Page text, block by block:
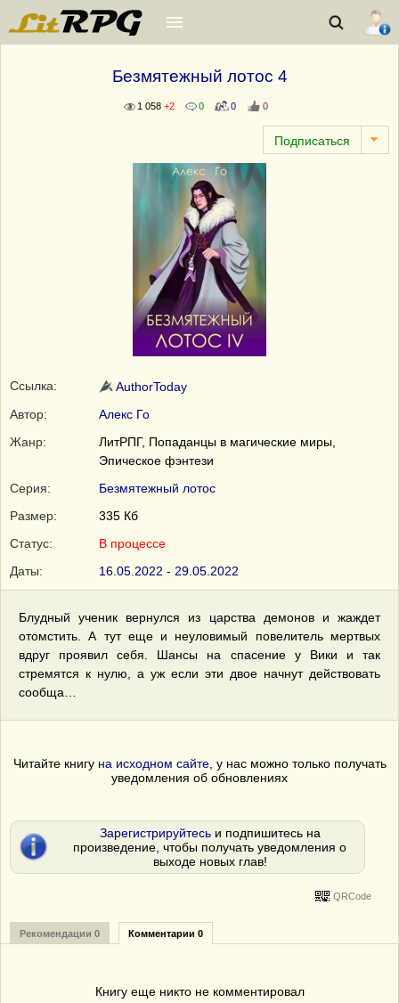
Безмятежный лотос 4
1 058 +2 0 0 0
Ссылка:
AuthorToday
Автор:
Алекс Го
Жанр:
ЛитРПГ, Попаданцы в магические миры,
Эпическое фэнтези
Серия:
Безмятежный лотос
Размер:
335 Кб
Статус:
В процессе
Даты:
16.05.2022 - 29.05.2022
Блудный ученик вернулся из царства демонов и жаждет
отомстить. А тут еще и неуловимый повелитель мертвых
вдруг проявил себя. Шансы на спасение у Вики и так
стремятся к нулю, а уж если эти двое начнут действовать
сообща…
Читайте книгу на исходном сайте, у нас можно только получать
уведомления об обновлениях
Зарегистрируйтесьи подпишитесь на
произведение, чтобы получать уведомления о
выходе новых глав!
QRCode
Рекомендации 0 Комментарии 0
Книгу еще никто не комментировал